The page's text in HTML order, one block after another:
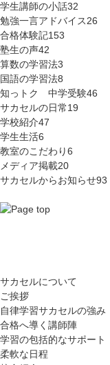
学生講師の小話32
勉強一言アドバイス26
合格体験記153
塾生の声42
算数の学習法3
国語の学習法8
知っトク 中学受験46
サカセルの日常19
学校紹介47
学生生活6
教室のこだわり6
メディア掲載20
サカセルからお知らせ93
サカセルについて
ご挨拶
自律学習サカセルの強み
合格へ導く講師陣
学習の包括的なサポート
柔軟な日程